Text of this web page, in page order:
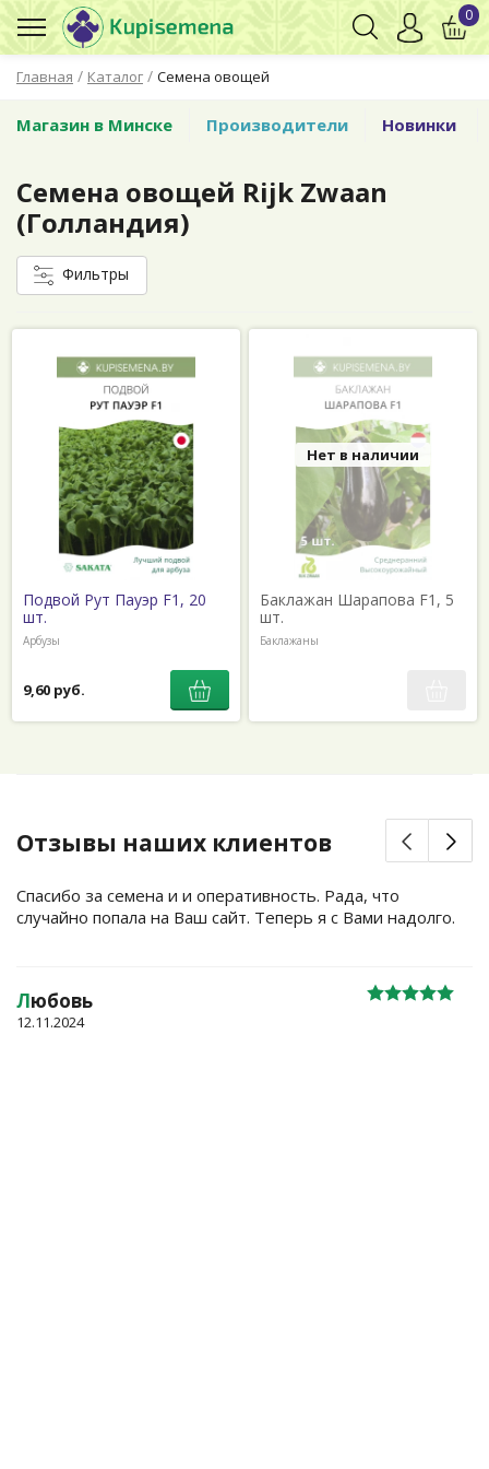
Главная / Каталог / Семена овощей
0
Магазин в Минске Производители Новинки
Семена овощей Rijk Zwaan
(Голландия)
Фильтры
Подвой Рут Пауэр F1, 20
шт.
Арбузы
9,60 руб.
Нет в наличии
Баклажан Шарапова F1, 5
шт.
Баклажаны
Отзывы наших клиентов
Спасибо за семена и и оперативность. Рада, что
случайно попала на Ваш сайт. Теперь я с Вами надолго.
Любовь
12.11.2024